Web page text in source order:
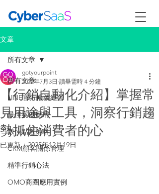
文章
所有文章
LINE官方帳號經營
最佳案例應用
數位點數策略
CRM顧客關係管理
精準行銷心法
OMO商圈應用實例
所有文章
【行銷自動化介紹】掌握常
見用途與工具，洞察行銷趨
勢抓住消費者的心
gotyourpoint
2022年7月3日 讀畢需時 4 分鐘
已更新：2025年12月19日